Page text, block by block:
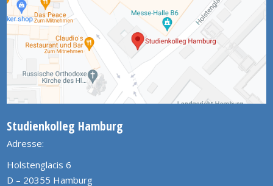
Studienkolleg Hamburg
Adresse:
Holstenglacis 6
D – 20355 Hamburg